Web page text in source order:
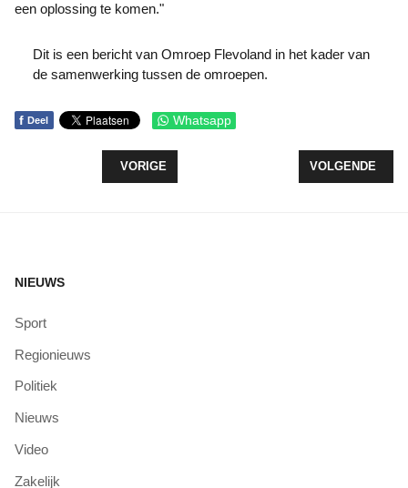
een oplossing te komen."
Dit is een bericht van Omroep Flevoland in het kader van
de samenwerking tussen de omroepen.
f Deel Whatsapp
VORIG ARTIKEL: VAN BEZIT NAAR GEBRUIK:
VORIGE VOLGENDE
VOLGENDE
NIEUWS
Sport
Regionieuws
Politiek
Nieuws
Video
Zakelijk